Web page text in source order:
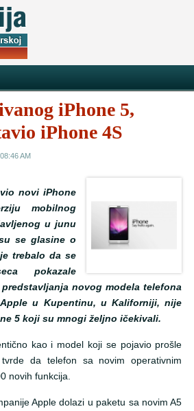
iPhone 5,
iPhone 4S
AM
novi iPhone
mobilnog
u junu
se glasine o
trebalo da se
pokazale
novog modela telefona
u Kupentinu, u Kaliforniji, nije
5 koji su mnogi željno ičekivali.
kao i model koji se pojavio prošle
da telefon sa novim operativnim
novih funkcija.
Apple dolazi u paketu sa novim A5